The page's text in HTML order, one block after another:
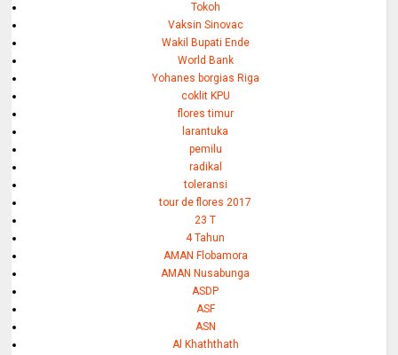
Tokoh
Vaksin Sinovac
Wakil Bupati Ende
World Bank
Yohanes borgias Riga
coklit KPU
flores timur
larantuka
pemilu
radikal
toleransi
tour de flores 2017
23 T
4 Tahun
AMAN Flobamora
AMAN Nusabunga
ASDP
ASF
ASN
Al Khaththath